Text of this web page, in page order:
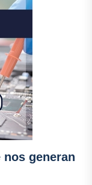
generan